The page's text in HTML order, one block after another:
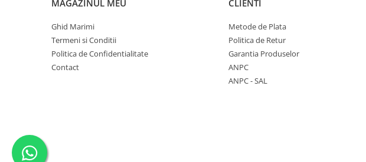
MAGAZINUL MEU
Ghid Marimi
Termeni si Conditii
Politica de Confidentialitate
Contact
CLIENTI
Metode de Plata
Politica de Retur
Garantia Produselor
ANPC
ANPC - SAL